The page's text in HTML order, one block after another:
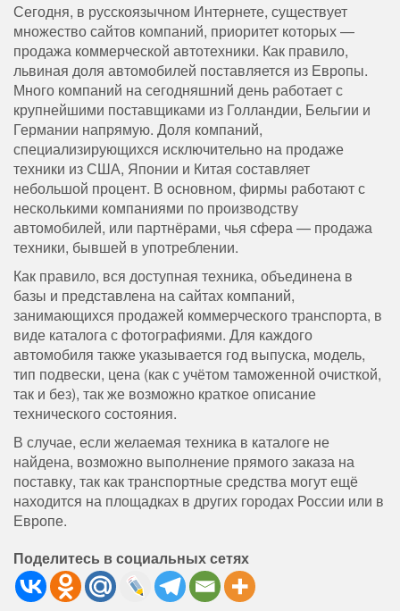
Сегодня, в русскоязычном Интернете, существует
множество сайтов компаний, приоритет которых —
продажа коммерческой автотехники. Как правило,
львиная доля автомобилей поставляется из Европы.
Много компаний на сегодняшний день работает с
крупнейшими поставщиками из Голландии, Бельгии и
Германии напрямую. Доля компаний,
специализирующихся исключительно на продаже
техники из США, Японии и Китая составляет
небольшой процент. В основном, фирмы работают с
несколькими компаниями по производству
автомобилей, или партнёрами, чья сфера — продажа
техники, бывшей в употреблении.
Как правило, вся доступная техника, объединена в
базы и представлена на сайтах компаний,
занимающихся продажей коммерческого транспорта, в
виде каталога с фотографиями. Для каждого
автомобиля также указывается год выпуска, модель,
тип подвески, цена (как с учётом таможенной очисткой,
так и без), так же возможно краткое описание
технического состояния.
В случае, если желаемая техника в каталоге не
найдена, возможно выполнение прямого заказа на
поставку, так как транспортные средства могут ещё
находится на площадках в других городах России или в
Европе.
Поделитесь в социальных сетях